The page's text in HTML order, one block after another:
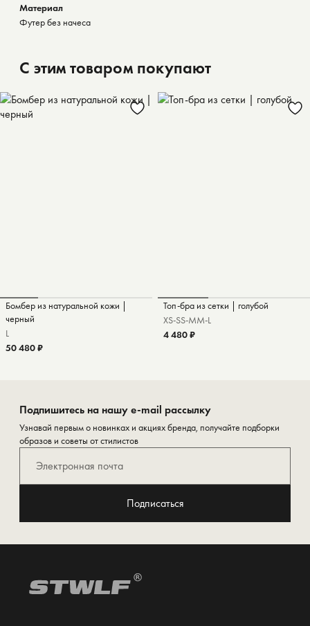
Материал
Футер без начеса
С этим товаром покупают
Бомбер из натуральной кожи |
черный
L
50 480 ₽
Топ-бра из сетки | голубой
XS-SS-MM-L
4 480 ₽
Подпишитесь на нашу e-mail рассылку
Узнавай первым о новинках и акциях бренда, получайте подборки
образов и советы от стилистов
Подписаться